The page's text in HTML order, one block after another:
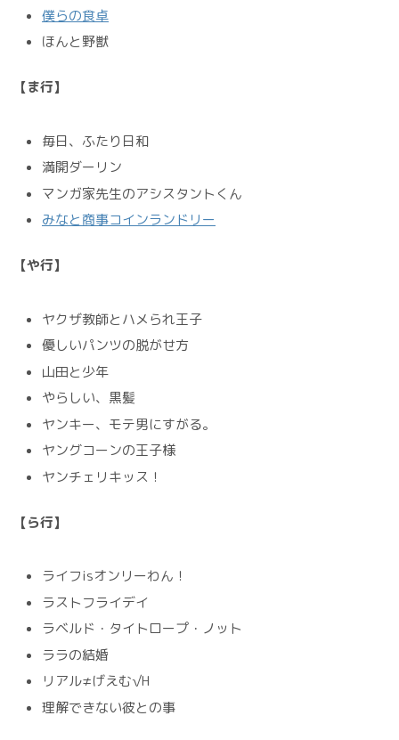
僕らの食卓
ほんと野獣
【ま行】
毎日、ふたり日和
満開ダーリン
マンガ家先生のアシスタントくん
みなと商事コインランドリー
【や行】
ヤクザ教師とハメられ王子
優しいパンツの脱がせ方
山田と少年
やらしい、黒髪
ヤンキー、モテ男にすがる。
ヤングコーンの王子様
ヤンチェリキッス！
【ら行】
ライフisオンリーわん！
ラストフライデイ
ラベルド・タイトロープ・ノット
ララの結婚
リアル≠げえむ√H
理解できない彼との事